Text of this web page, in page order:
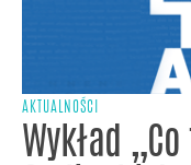
AKTUALNOŚCI
Wykład